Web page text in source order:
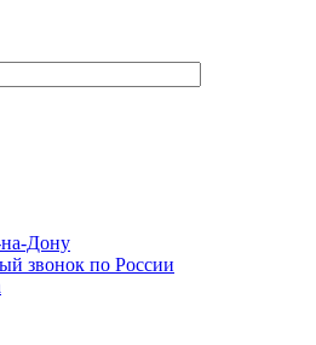
на-Дону
звонок по России